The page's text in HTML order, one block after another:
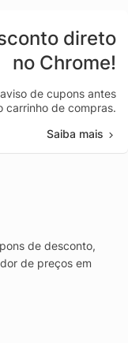
direto
no Chrome!
de cupons antes
carrinho de compras.
Saiba mais
de desconto,
de preços em